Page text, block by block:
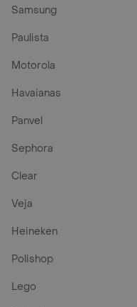
Samsung
Paulista
Motorola
Havaianas
Panvel
Sephora
Clear
Veja
Heineken
Polishop
Lego